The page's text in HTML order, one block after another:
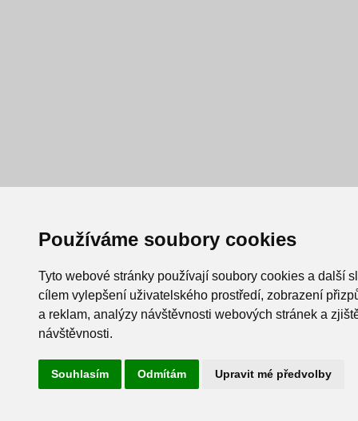
Používáme soubory cookies
Tyto webové stránky používají soubory cookies a další
cílem vylepšení uživatelského prostředí, zobrazení
a reklam, analýzy návštěvnosti webových stránek a
návštěvnosti.
Souhlasím Odmítám Upravit mé předvolby